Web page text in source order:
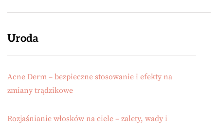
Uroda
Acne Derm – bezpieczne stosowanie i efekty na
zmiany trądzikowe
Rozjaśnianie włosków na ciele – zalety, wady i